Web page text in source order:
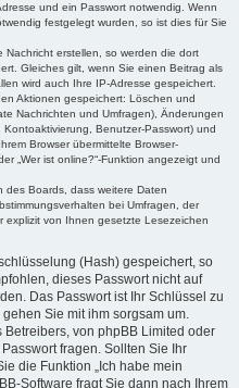
und ein Passwort notwendig. Wenn
festgelegt wurden, so ist dies für Sie
erstellen, so werden die dort
Gleiches gilt, wenn Sie einen Beitrag als
wird auch Ihre IP-Adresse gespeichert.
Aktionen gespeichert: Löschen und
Nachrichten und Umfragen), Änderungen
Benutzer-Passwort) und
Browser übermittelte Browser-
„Wer ist online?“-Funktion angezeigt und
des Boards, dass weitere Daten
bei Umfragen, der
von Ihnen gesetzte Lesezeichen
(Hash) gespeichert, so
dieses Passwort nicht auf
Das Passwort ist Ihr Schlüssel zu
Sie mit ihm sorgsam um.
Betreibers, von phpBB Limited oder
fragen. Sollten Sie Ihr
die Funktion „Ich habe mein
Software fragt Sie dann nach Ihrem